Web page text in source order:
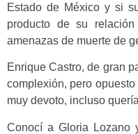
Estado de México y si
producto de su
amenazas de muerte de
Enrique Castro, de gran
complexión, pero
muy devoto, incluso
Conocí a Gloria